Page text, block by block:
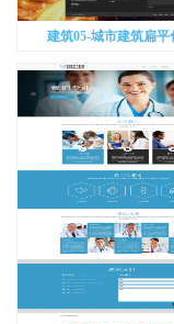
建筑05-城市建筑扁平